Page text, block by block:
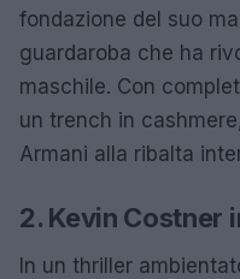
fondazione del suo
guardaroba che ha
maschile. Con
un trench in
Armani alla ribalta
2. Kevin Costner
In un thriller